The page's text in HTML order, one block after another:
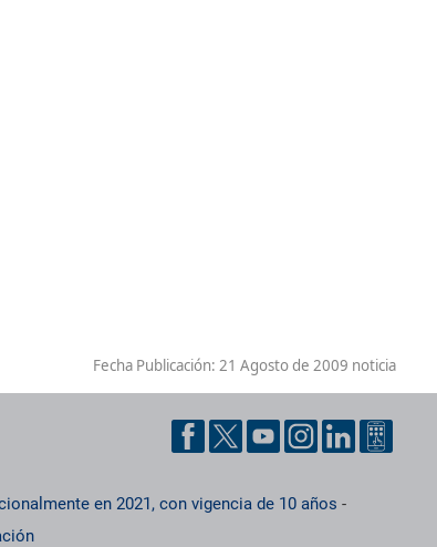
Fecha Publicación: 21 Agosto de 2009 noticia
en 2021, con vigencia de 10 años -